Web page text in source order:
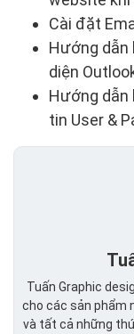
Cài đặt
Hướng dẫn
diện
Hướng dẫn
tin User &
Tuấn Graphic
cho các sản phẩm
và tất cả những